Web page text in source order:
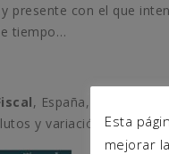
presente con el que
tiempo…
, España,
y variación porcentual
Esta
mejorar